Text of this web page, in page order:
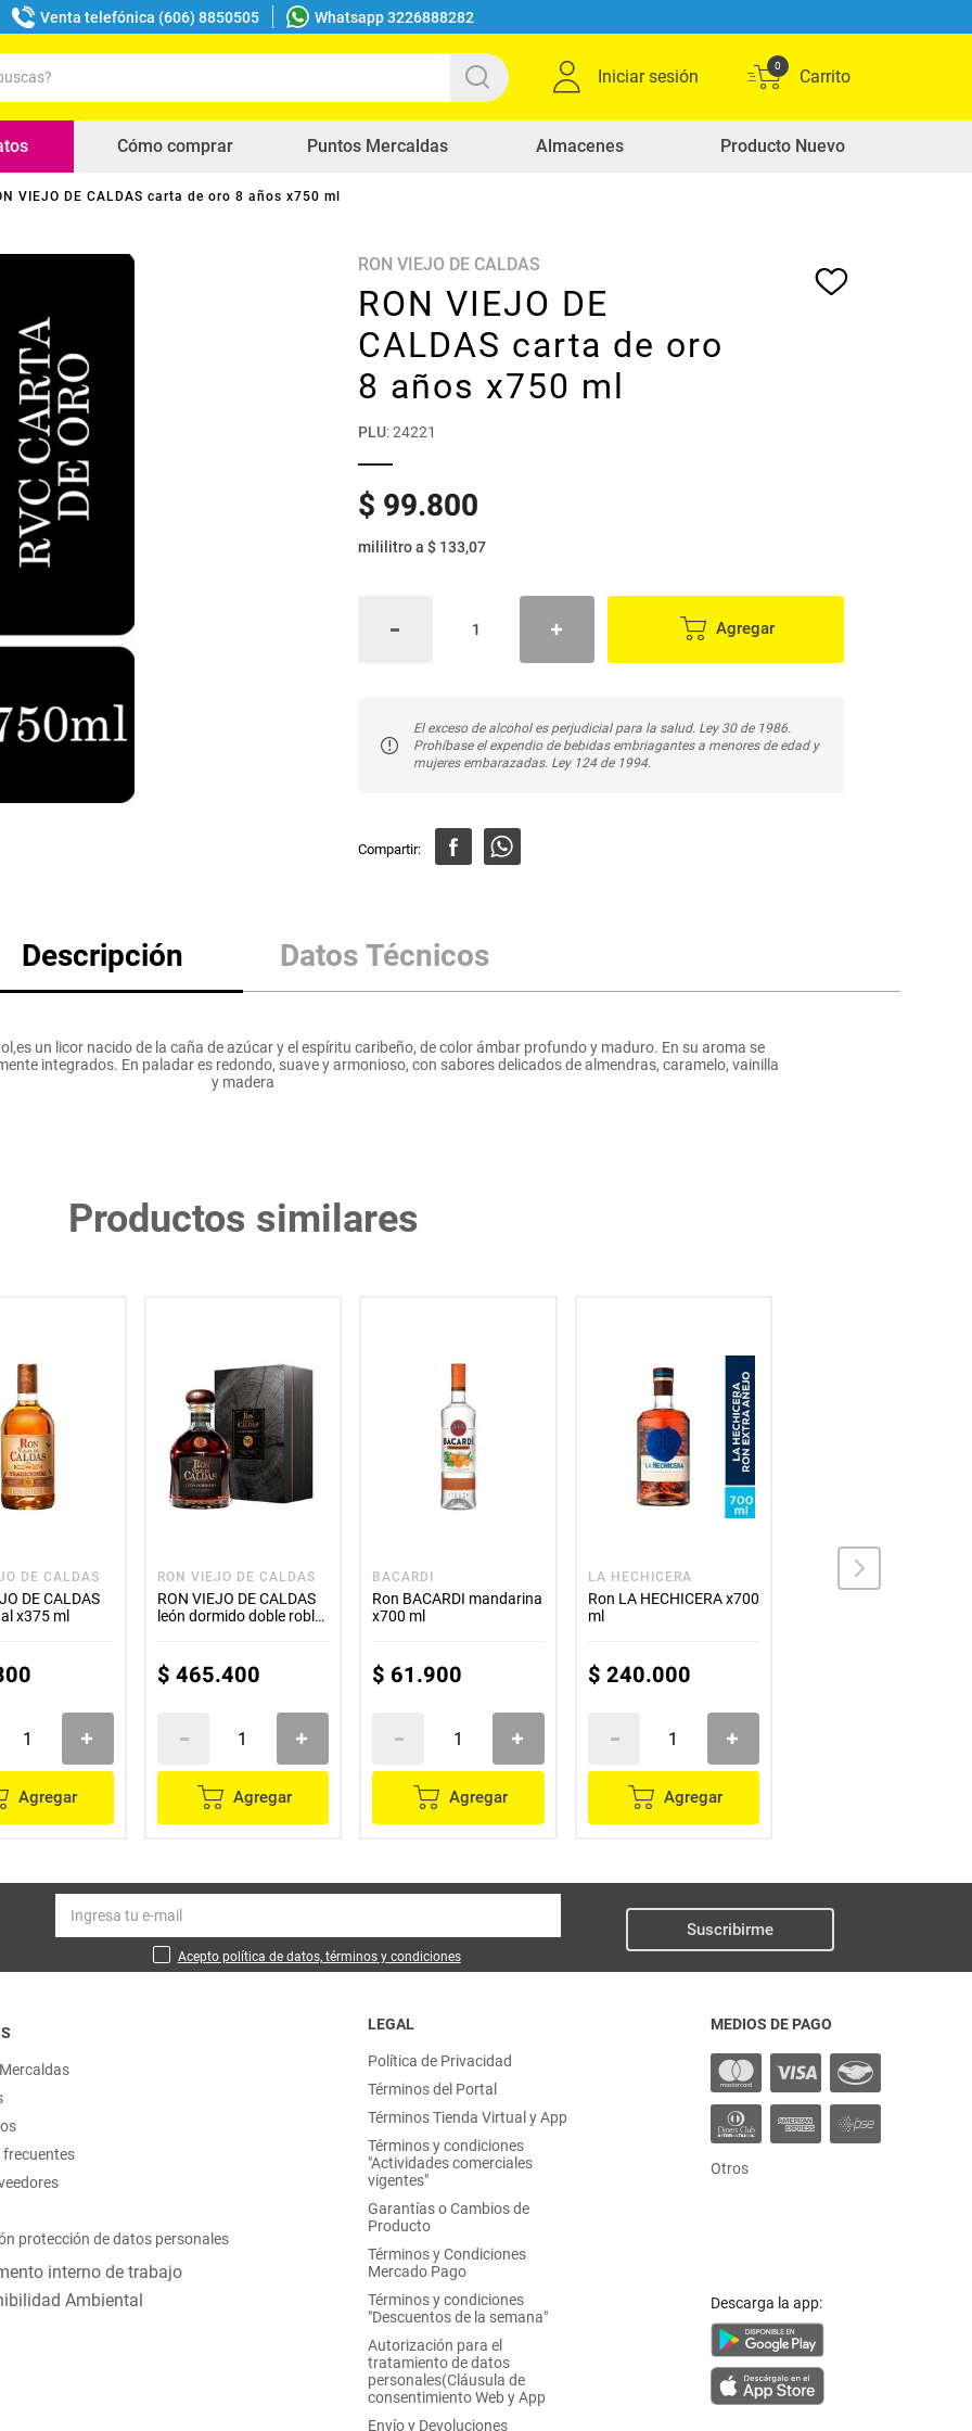
Venta telefónica (606) 8850505 Whatsapp 3226888282
Iniciar sesión
0
Cómo comprar Puntos Mercaldas Almacenes Producto Nuevo
VIEJO DE CALDAS carta de oro 8 años x750 ml
RON VIEJO DE CALDAS
RON VIEJO DE
CALDAS carta de oro
8 años x750 ml
PLU:24221
$ 99.800
mililitroa $ 133,07
Agregar
El exceso de alcohol es perjudicial para la salud. Ley 30 de 1986.
Prohíbase el expendio de bebidas embriagantes a menores de edad y
mujeres embarazadas. Ley 124 de 1994.
Descripción Datos Técnicos
un licor nacido de la caña de azúcar y el espíritu caribeño, de color ámbar profundo y maduro. En su aroma se
integrados. En paladar es redondo, suave y armonioso, con sabores delicados de almendras, caramelo, vainilla
y madera
Productos similares
DE CALDAS
DE CALDAS
x375 ml
Agregar
RON VIEJO DE CALDAS
RON VIEJO DE CALDAS
león dormido doble roble
$ 465.400
Agregar
BACARDI
Ron BACARDI mandarina
x700 ml
$ 61.900
Agregar
LA HECHICERA
Ron LA HECHICERA x700
ml
$ 240.000
Agregar
RON VIEJO DE CALDAS
Acepto política de datos, términos y condiciones
Suscribirme
protección de datos personales
interno de trabajo
Ambiental
LEGAL
Política de Privacidad
Términos del Portal
Términos Tienda Virtual y App
Términos y condiciones
"Actividades comerciales
vigentes"
Garantías o Cambios de
Producto
Términos y Condiciones
Mercado Pago
Términos y condiciones
"Descuentos de la semana"
Autorización para el
tratamiento de datos
personales(Cláusula de
consentimiento Web y App
Envío y Devoluciones
MEDIOS DE PAGO
Otros
Descarga la app:
buscados